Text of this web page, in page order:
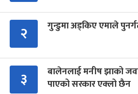
२ गुन्डुमा अड्किए एमाले
३
बालेनलाई मनीष झाको
पाएको सरकार एक्लो छैन